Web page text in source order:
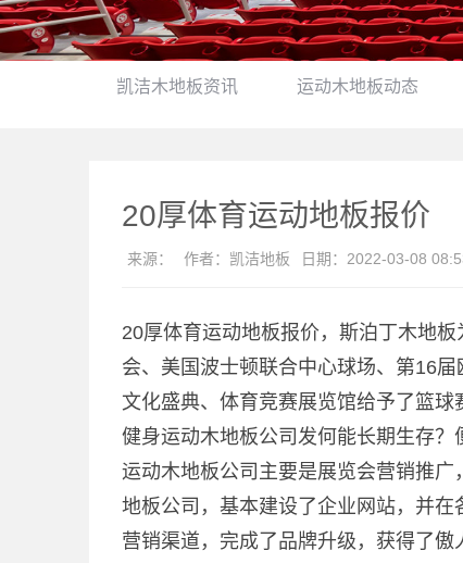
凯洁木地板资讯 运动木地板动态
20厚体育运动地板报价
来源： 作者： 凯洁地板 日期： 2022-03-08
20厚体育运动地板报价，斯泊丁木地
会、美国波士顿联合中心球场、第16
文化盛典、体育竞赛展览馆给予了篮球
健身运动木地板公司发何能长期生存
运动木地板公司主要是展览会营销推
地板公司，基本建设了企业网站，并
营销渠道，完成了品牌升级，获得了